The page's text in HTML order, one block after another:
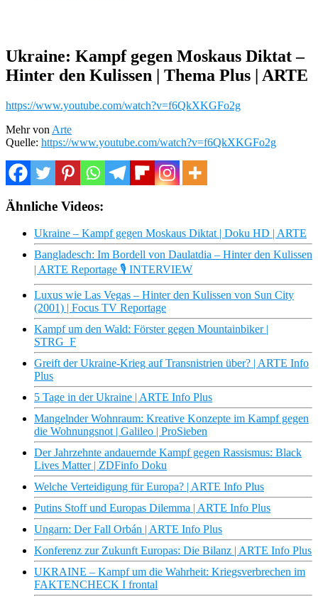
Ukraine: Kampf gegen Moskaus Diktat –
Hinter den Kulissen | Thema Plus | ARTE
https://www.youtube.com/watch?v=f6QkXKGFo2g
Mehr von Arte
Quelle: https://www.youtube.com/watch?v=f6QkXKGFo2g
Ähnliche Videos:
Ukraine – Kampf gegen Moskaus Diktat | Doku HD | ARTE
Bangladesch: Im Bordell von Daulatdia – Hinter den Kulissen
| ARTE Reportage 🎙️ INTERVIEW
Luxus wie Las Vegas – Hinter den Kulissen von Sun City
(2001) | Focus TV Reportage
Kampf um den Wald: Förster gegen Mountainbiker |
STRG_F
Greift der Ukraine-Krieg auf Transnistrien über? | ARTE Info
Plus
5 Tage in der Ukraine | ARTE Info Plus
Mangelnder Wohnraum: Kreative Konzepte im Kampf gegen
die Wohnungsnot | Galileo | ProSieben
Der Jahrzehnte andauernde Kampf gegen Rassismus: Black
Lives Matter | ZDFinfo Doku
Welche Verteidigung für Europa? | ARTE Info Plus
Putins Stoff und Europas Dilemma | ARTE Info Plus
Ungarn: Der Fall Orbán | ARTE Info Plus
Konferenz zur Zukunft Europas: Die Bilanz | ARTE Info Plus
UKRAINE – Kampf um die Wahrheit: Kriegsverbrechen im
FAKTENCHECK I frontal